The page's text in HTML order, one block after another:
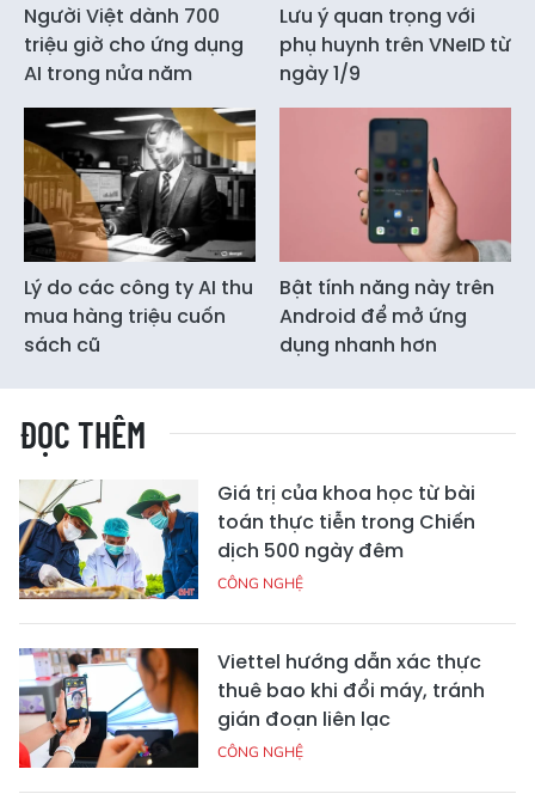
Người Việt dành 700
triệu giờ cho ứng dụng
AI trong nửa năm
Lưu ý quan trọng với
phụ huynh trên VNeID từ
ngày 1/9
Lý do các công ty AI thu
mua hàng triệu cuốn
sách cũ
Bật tính năng này trên
Android để mở ứng
dụng nhanh hơn
ĐỌC THÊM
Giá trị của khoa học từ bài
toán thực tiễn trong Chiến
dịch 500 ngày đêm
CÔNG NGHỆ
Viettel hướng dẫn xác thực
thuê bao khi đổi máy, tránh
gián đoạn liên lạc
CÔNG NGHỆ